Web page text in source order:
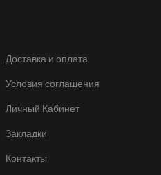
Доставка и оплата
Условия соглашения
Личный Кабинет
Закладки
Контакты